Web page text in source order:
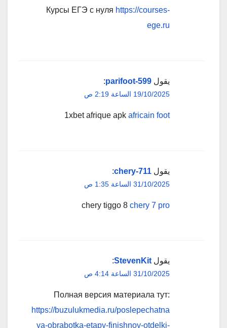
Курсы ЕГЭ с нуля https://courses-
ege.ru
يقول parifoot-599
:
19/10/2025 الساعة 2:19 ص
1xbet afrique apk africain foot
يقول chery-711
:
31/10/2025 الساعة 1:35 ص
chery tiggo 8 chery 7 pro
يقول StevenKit
:
31/10/2025 الساعة 4:14 ص
Полная версия материала тут:
https://buzulukmedia.ru/poslepechatna
ya-obrabotka-etapy-finishnoy-otdelki-